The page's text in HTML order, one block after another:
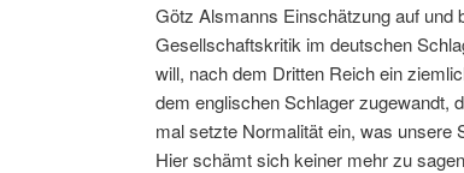
Götz Alsmanns Einschätzung auf und
Gesellschaftskritik im deutschen
will, nach dem Dritten Reich ein
dem englischen Schlager zugewandt,
mal setzte Normalität ein, was
Hier schämt sich keiner mehr zu